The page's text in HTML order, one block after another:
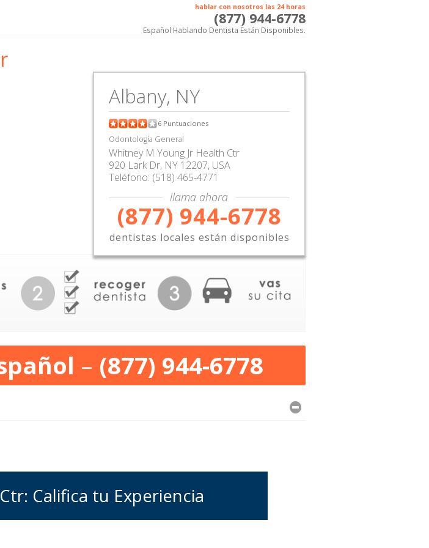
hablar con nosotros las 24 horas
(877) 944-6778
Español Hablando Dentista Están Disponibles.
Albany, NY
6 Puntuaciones
Odontología General
Whitney M Young Jr Health Ctr
920 Lark Dr, NY 12207, USA
Teléfono: (518) 465-4771
llama ahora
(877) 944-6778
dentistas locales están disponibles
– (877) 944-6778
Califica tu Experiencia